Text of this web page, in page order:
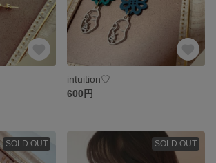
intuition♡
600円
SOLD OUT SOLD OUT